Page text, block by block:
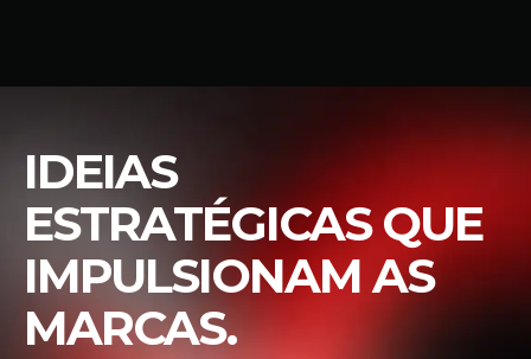
IDEIAS
ESTRATÉGICAS QUE
IMPULSIONAM AS
MARCAS.